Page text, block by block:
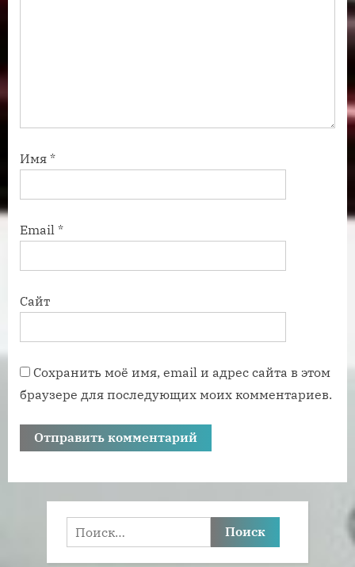
Имя *
Email *
Сайт
Сохранить моё имя, email и адрес сайта в этом
браузере для последующих моих комментариев.
Найти: